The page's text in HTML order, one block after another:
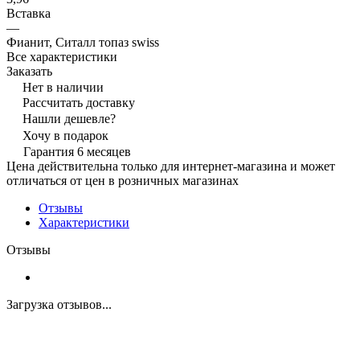
Вставка
—
Фианит, Ситалл топаз swiss
Все характеристики
Заказать
Нет в наличии
Рассчитать доставку
Нашли дешевле?
Хочу в подарок
Гарантия 6 месяцев
Цена действительна только для интернет-магазина и может
отличаться от цен в розничных магазинах
Отзывы
Характеристики
Отзывы
Загрузка отзывов...